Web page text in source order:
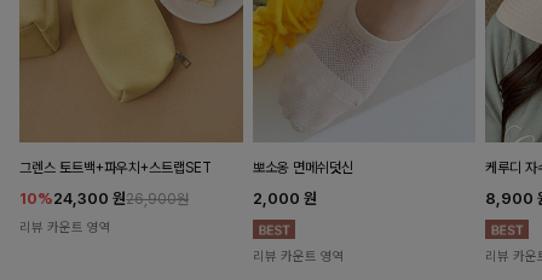
그렌스 토트백+파우치+스트랩SET
10%24,300 원26,900원
리뷰 카운트 영역
뽀소옹 면메쉬덧신
2,000 원
리뷰 카운트 영역
케루디 자
8,900
리뷰 카운